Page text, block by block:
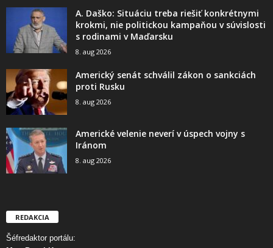
A. Daško: Situáciu treba riešiť konkrétnymi
krokmi, nie politickou kampaňou v súvislosti
s rodinami v Maďarsku
8. aug 2026
Americký senát schválil zákon o sankciách
proti Rusku
8. aug 2026
Americké velenie neverí v úspech vojny s
Iránom
8. aug 2026
REDAKCIA
Šéfredaktor portálu: